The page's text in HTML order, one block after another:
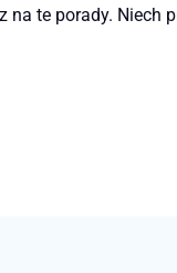
na te porady. Niech